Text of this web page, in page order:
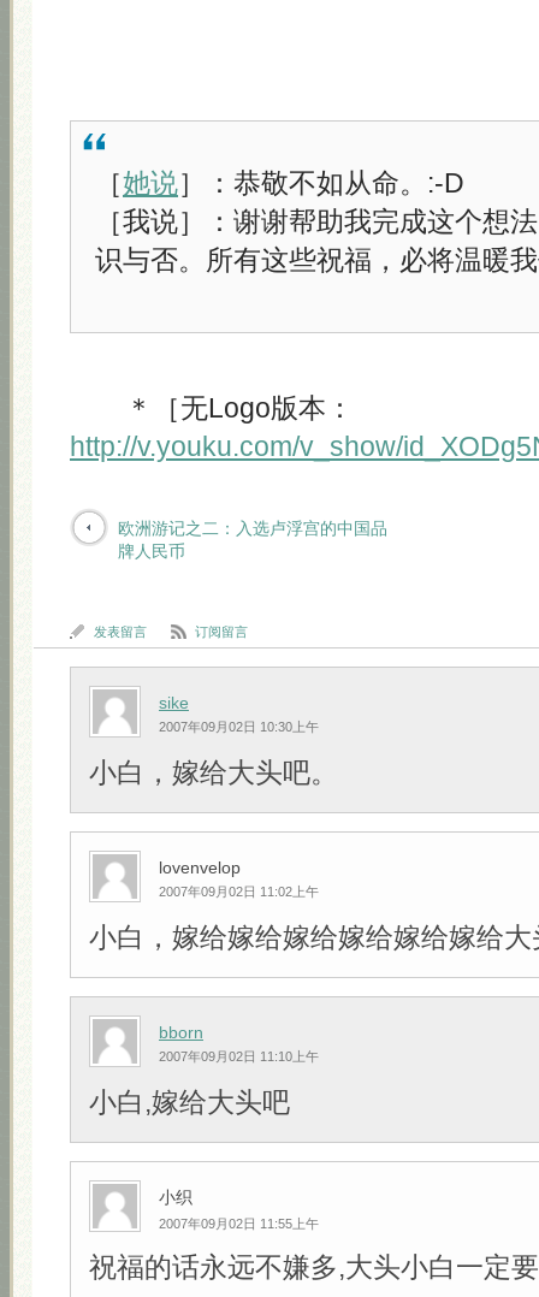
［她说］：恭敬不如从命。:-D
［我说］：谢谢帮助我完成这个想
识与否。所有这些祝福，必将温暖
＊［无Logo版本：
http://v.youku.com/v_show/
欧洲游记之二：入选卢浮宫的中国品
牌人民币
发表留言 订阅留言
sike
2007年09月02日 10:30上午
小白，嫁给大头吧。
lovenvelop
2007年09月02日 11:02上午
小白，嫁给嫁给嫁给嫁给嫁给嫁给大
bborn
2007年09月02日 11:10上午
小白,嫁给大头吧
小织
2007年09月02日 11:55上午
祝福的话永远不嫌多,大头小白一定